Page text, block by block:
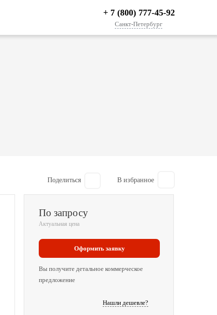
+ 7 (800) 777-45-92
Санкт-Петербург
Поделиться
По запросу
Актуальная цена
Оформить заявку
Вы получите детальное коммерческое
предложение
Нашли дешевле?